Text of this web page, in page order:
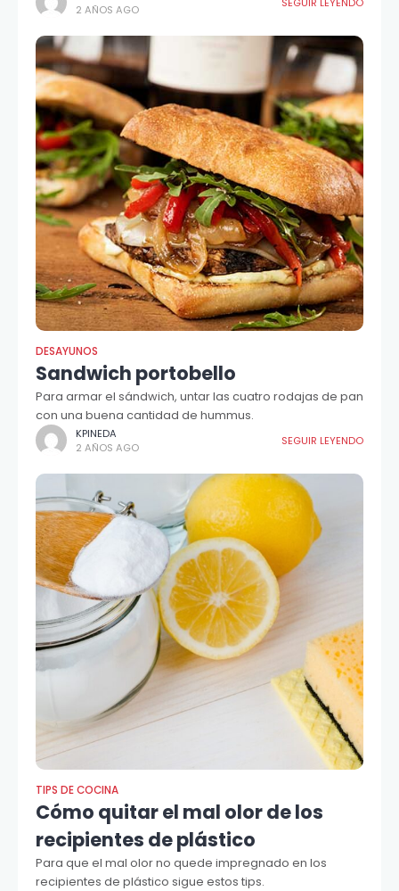
2 AÑOS AGO
DESAYUNOS
Sandwich portobello
Para armar el sándwich, untar las cuatro rodajas de pan
con una buena cantidad de hummus.
KPINEDA
2 AÑOS AGO
SEGUIR LEYENDO
TIPS DE COCINA
Cómo quitar el mal olor de los
recipientes de plástico
Para que el mal olor no quede impregnado en los
recipientes de plástico sigue estos tips.